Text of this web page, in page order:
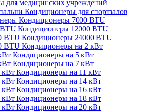
для медицинских учреждений
Кондиционеры для спортзалов
Кондиционеры 7000 BTU
Кондиционеры 12000 BTU
BTU Кондиционеры 24000 BTU
BTU Кондиционеры на 2 кВт
Кондиционеры на 5 кВт
Кондиционеры на 7 кВт
кВт Кондиционеры на 11 кВт
кВт Кондиционеры на 14 кВт
кВт Кондиционеры на 16 кВт
кВт Кондиционеры на 18 кВт
кВт Кондиционеры на 20 кВт